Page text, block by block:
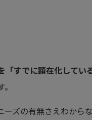
「すでに顕在化してい
ーズの有無さえわからな